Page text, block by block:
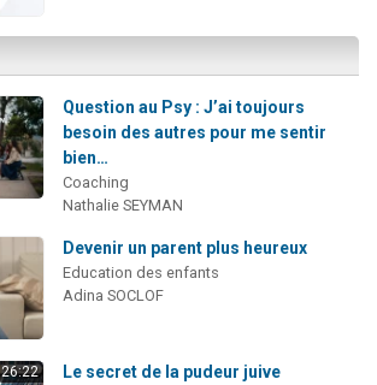
Question au Psy : J’ai toujours
besoin des autres pour me sentir
bien…
Coaching
Nathalie SEYMAN
Devenir un parent plus heureux
Education des enfants
Adina SOCLOF
26:22 Le secret de la pudeur juive